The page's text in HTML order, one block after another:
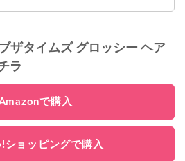
ザタイムズ グロッシー ヘア
ラ
で購入
ショッピングで購入